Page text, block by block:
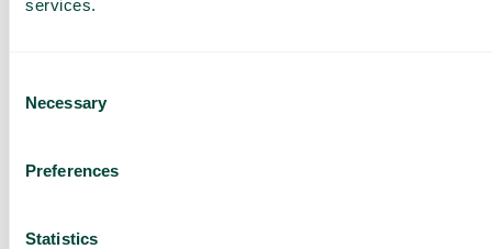
services.
Selection
Necessary
Preferences
Statistics